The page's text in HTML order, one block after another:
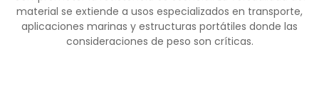
material se extiende a usos especializados en transporte,
aplicaciones marinas y estructuras portátiles donde las
consideraciones de peso son críticas.